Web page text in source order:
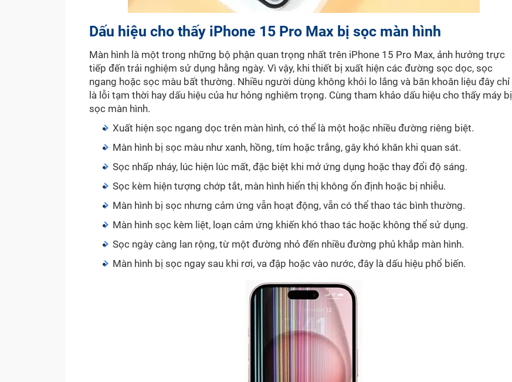
Dấu hiệu cho thấy iPhone 15 Pro Max bị sọc màn hình
Màn hình là một trong những bộ phận quan trọng nhất trên iPhone 15 Pro Max, ảnh hưởng trực
tiếp đến trải nghiệm sử dụng hằng ngày. Vì vậy, khi thiết bị xuất hiện các đường sọc dọc, sọc
ngang hoặc sọc màu bất thường. Nhiều người dùng không khỏi lo lắng và băn khoăn liệu đây chỉ
là lỗi tạm thời hay dấu hiệu của hư hỏng nghiêm trọng. Cùng tham khảo dấu hiệu cho thấy máy bị
sọc màn hình.
Xuất hiện sọc ngang dọc trên màn hình, có thể là một hoặc nhiều đường riêng biệt.
Màn hình bị sọc màu như xanh, hồng, tím hoặc trắng, gây khó khăn khi quan sát.
Sọc nhấp nháy, lúc hiện lúc mất, đặc biệt khi mở ứng dụng hoặc thay đổi độ sáng.
Sọc kèm hiện tượng chớp tắt, màn hình hiển thị không ổn định hoặc bị nhiễu.
Màn hình bị sọc nhưng cảm ứng vẫn hoạt động, vẫn có thể thao tác bình thường.
Màn hình sọc kèm liệt, loạn cảm ứng khiến khó thao tác hoặc không thể sử dụng.
Sọc ngày càng lan rộng, từ một đường nhỏ đến nhiều đường phủ khắp màn hình.
Màn hình bị sọc ngay sau khi rơi, va đập hoặc vào nước, đây là dấu hiệu phổ biến.